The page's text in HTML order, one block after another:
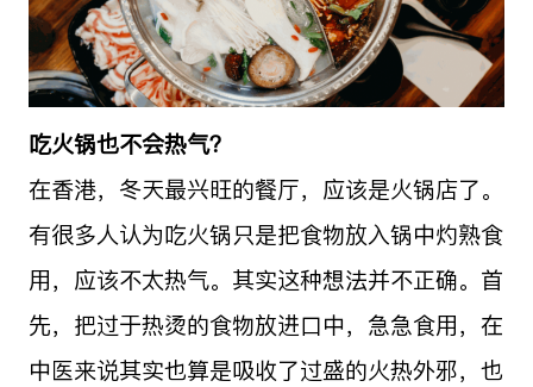
吃火锅也不会热气？
在香港，冬天最兴旺的餐厅，应该是火锅店了。
有很多人认为吃火锅只是把食物放入锅中灼熟食
用，应该不太热气。其实这种想法并不正确。首
先，把过于热烫的食物放进口中，急急食用，在
中医来说其实也算是吸收了过盛的火热外邪，也